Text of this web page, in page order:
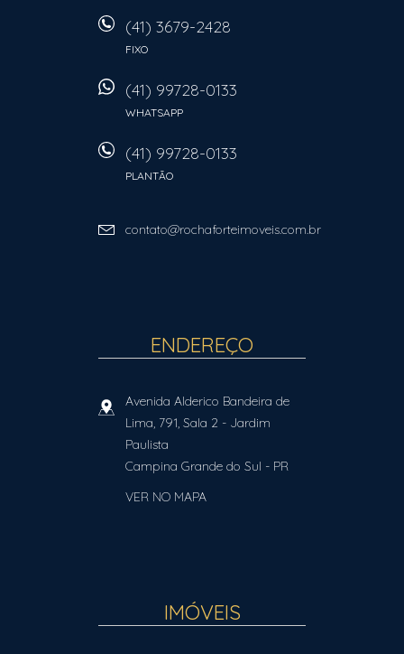
(41) 3679-2428
FIXO
(41) 99728-0133
WHATSAPP
(41) 99728-0133
PLANTÃO
contato@rochaforteimoveis.com.br
ENDEREÇO
Avenida Alderico Bandeira de
Lima, 791, Sala 2 - Jardim
Paulista
Campina Grande do Sul - PR
VER NO MAPA
IMÓVEIS